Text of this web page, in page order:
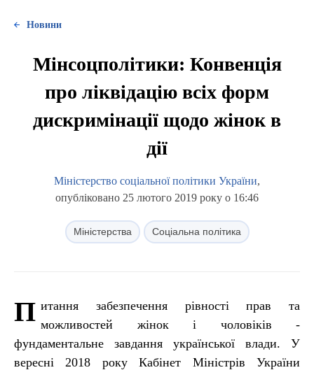
Новини
Мінсоцполітики: Конвенція
про ліквідацію всіх форм
дискримінації щодо жінок в
дії
Міністерство соціальної політики України,
опубліковано 25 лютого 2019 року о 16:46
Міністерства Соціальна політика
П итання забезпечення рівності прав та
можливостей жінок і чоловіків -
фундаментальне завдання української влади. У
вересні 2018 року Кабінет Міністрів України